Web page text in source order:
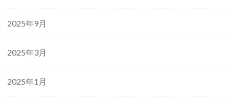
2025年9月
2025年3月
2025年1月